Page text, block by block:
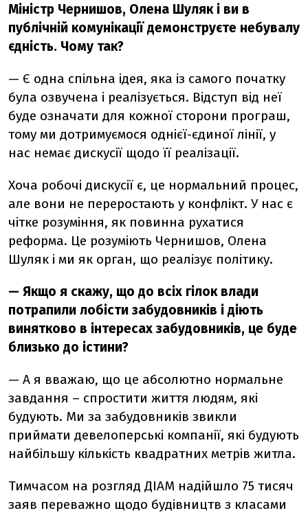
Міністр Чернишов, Олена Шуляк і ви в
публічній комунікації демонструєте небувалу
єдність. Чому так?
— Є одна спільна ідея, яка із самого початку
була озвучена і реалізується. Відступ від неї
буде означати для кожної сторони програш,
тому ми дотримуємося однієї-єдиної лінії, у
нас немає дискусії щодо її реалізації.
Хоча робочі дискусії є, це нормальний процес,
але вони не переростають у конфлікт. У нас є
чітке розуміння, як повинна рухатися
реформа. Це розуміють Чернишов, Олена
Шуляк і ми як орган, що реалізує політику.
— Якщо я скажу, що до всіх гілок влади
потрапили лобісти забудовників і діють
винятково в інтересах забудовників, це буде
близько до істини?
— А я вважаю, що це абсолютно нормальне
завдання – спростити життя людям, які
будують. Ми за забудовників звикли
приймати девелоперські компанії, які будують
найбільшу кількість квадратних метрів житла.
Тимчасом на розгляд ДІАМ надійшло 75 тисяч
заяв переважно щодо будівництв з класами